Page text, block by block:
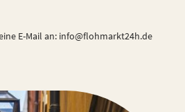
E-Mail an: info@flohmarkt24h.de